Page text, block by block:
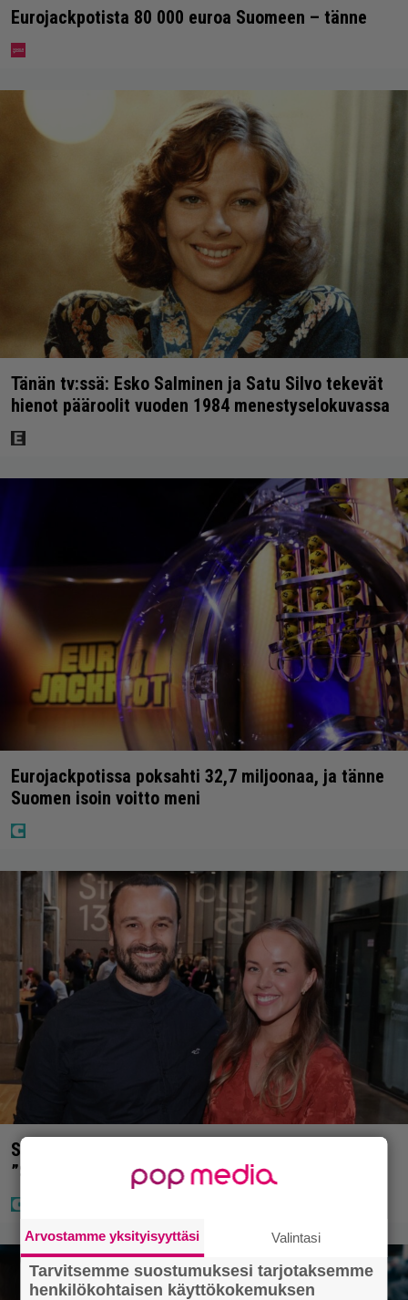
Eurojackpotista 80 000 euroa Suomeen – tänne
Tänän tv:ssä: Esko Salminen ja Satu Silvo tekevät
hienot pääroolit vuoden 1984 menestyselokuvassa
Eurojackpotissa poksahti 32,7 miljoonaa, ja tänne
Suomen isoin voitto meni
Sara ja Mikko Parikka etsivät uutta kotia –
”Seuraavaan kotiin tämmöinen”
Arvostamme yksityisyyttäsi Valintasi
Tarvitsemme suostumuksesi tarjotaksemme
henkilökohtaisen käyttökokemuksen